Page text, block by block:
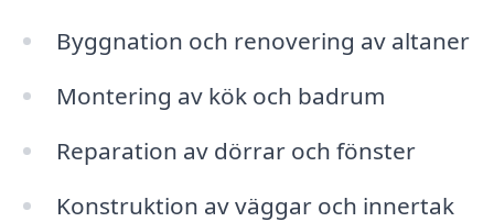
Byggnation och renovering av altaner
Montering av kök och badrum
Reparation av dörrar och fönster
Konstruktion av väggar och innertak